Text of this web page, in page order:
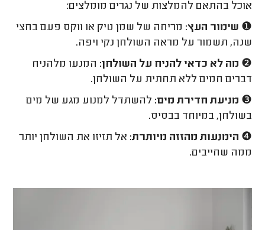
אוכל בהתאם להמלצות של נגרים מומלצים:
❶ שימור העץ: מריחה של שמן טיק או ווקס פעם בחצי
שנה, תשמור על מראה השולחן נקי ויפה.
❷ מה לא כדאי להניח על השולחן: המנעו מלהניח
דברים חמים ללא תחתית על השולחן.
❸ מניעת חדירת מים: להשתדל למנוע מגע של מים
בשולחן, במיוחד בבסיס.
❹ הימנעות מהזזה מיותרת: אל תזיזו את השולחן יותר
ממה שחייבים.